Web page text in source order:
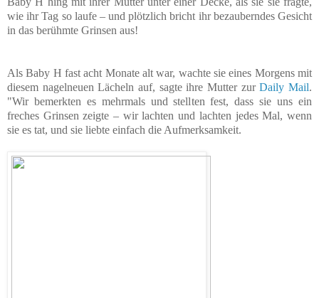
wie ihr Tag so laufe – und plötzlich bricht ihr bezauberndes Gesicht
in das berühmte Grinsen aus!
Als Baby H fast acht Monate alt war, wachte sie eines Morgens mit
diesem nagelneuen Lächeln auf, sagte ihre Mutter zurDaily Mail.
"Wir bemerkten es mehrmals und stellten fest, dass sie uns ein
freches Grinsen zeigte – wir lachten und lachten jedes Mal, wenn
sie es tat, und sie liebte einfach die Aufmerksamkeit.